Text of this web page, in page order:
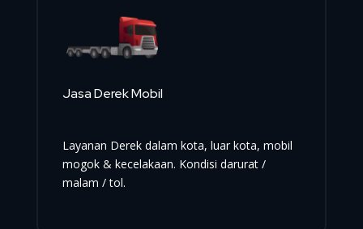
Jasa Derek Mobil
Layanan Derek dalam kota, luar kota, mobil
mogok & kecelakaan. Kondisi darurat /
malam / tol.